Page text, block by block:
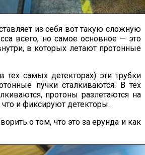
из себя вот такую сложную
всего, но самое основное — это
в которых летают протонные
тех самых детекторах) эти трубки
пучки сталкиваются. В тех
протоны разлетаются на
и фиксируют детекторы.
о том, что это за ерунда и как